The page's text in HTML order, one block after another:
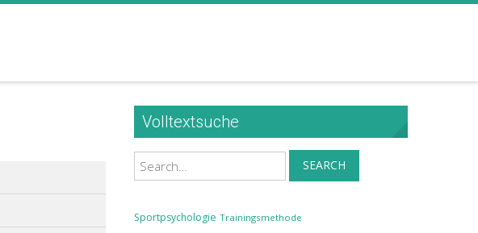
Volltextsuche
Search SEARCH
Sportpsychologie Trainingsmethode